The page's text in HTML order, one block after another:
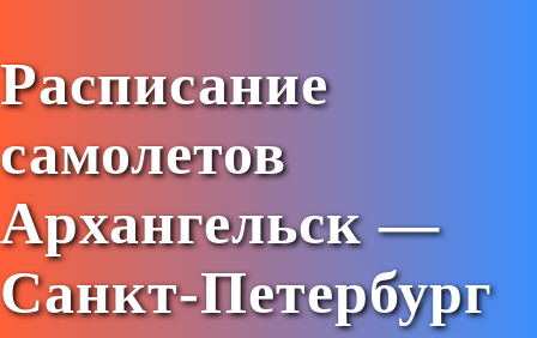
Расписание
самолетов
Архангельск —
Санкт-Петербург